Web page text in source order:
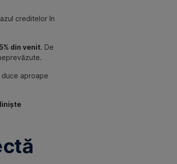
creditelor în
din venit. De
duce aproape